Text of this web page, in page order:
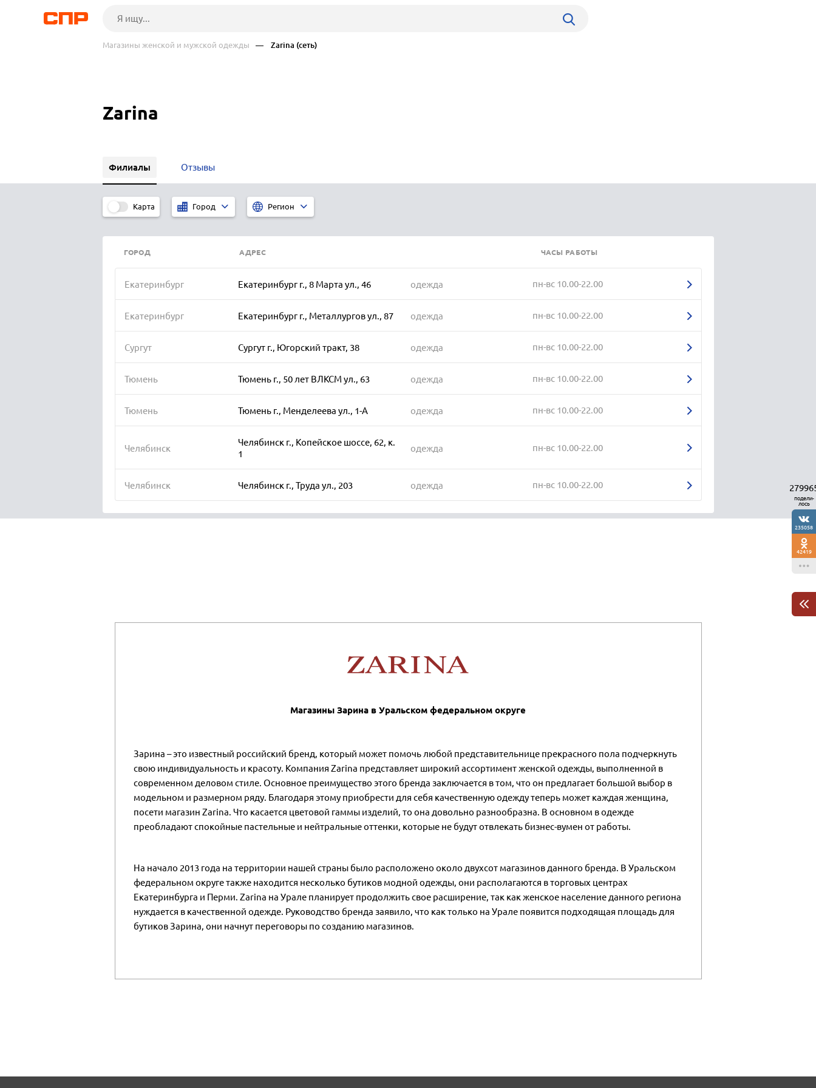
Магазины женской и мужской одежды — Zarina (сеть)
Zarina
Филиалы Отзывы
Карта Город Регион
ГОРОД АДРЕС ЧАСЫ РАБОТЫ
Екатеринбург Екатеринбург г., 8 Марта ул., 46 одежда пн-вс 10.00-22.00
Екатеринбург Екатеринбург г., Металлургов ул., 87 одежда пн-вс 10.00-22.00
Сургут Сургут г., Югорский тракт, 38 одежда пн-вс 10.00-22.00
Тюмень Тюмень г., 50 лет ВЛКСМ ул., 63 одежда пн-вс 10.00-22.00
Тюмень Тюмень г., Менделеева ул., 1-А одежда пн-вс 10.00-22.00
Челябинск
Челябинск г., Копейское шоссе, 62, к.
1
одежда пн-вс 10.00-22.00
Челябинск Челябинск г., Труда ул., 203 одежда пн-вс 10.00-22.00
Магазины Зарина в Уральском федеральном округе
Зарина – это известный российский бренд, который может помочь любой представительнице прекрасного пола подчеркнуть
свою индивидуальность и красоту. Компания Zarina представляет широкий ассортимент женской одежды, выполненной в
современном деловом стиле. Основное преимущество этого бренда заключается в том, что он предлагает большой выбор в
модельном и размерном ряду. Благодаря этому приобрести для себя качественную одежду теперь может каждая женщина,
посети магазин Zarina. Что касается цветовой гаммы изделий, то она довольно разнообразна. В основном в одежде
преобладают спокойные пастельные и нейтральные оттенки, которые не будут отвлекать бизнес-вумен от работы.
На начало 2013 года на территории нашей страны было расположено около двухсот магазинов данного бренда. В Уральском
федеральном округе также находится несколько бутиков модной одежды, они располагаются в торговых центрах
Екатеринбурга и Перми. Zarina на Урале планирует продолжить свое расширение, так как женское население данного региона
нуждается в качественной одежде. Руководство бренда заявило, что как только на Урале появится подходящая площадь для
бутиков Зарина, они начнут переговоры по созданию магазинов.
подели-
лось
235058
42419